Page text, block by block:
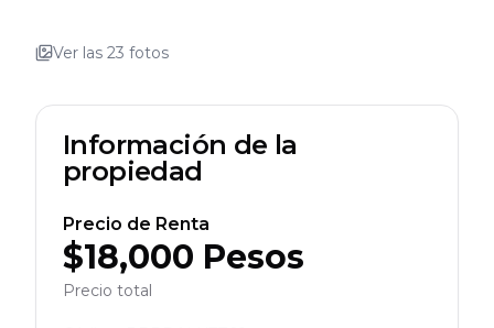
Ver las 23 fotos
Información de la
propiedad
Precio de Renta
$18,000 Pesos
Precio total